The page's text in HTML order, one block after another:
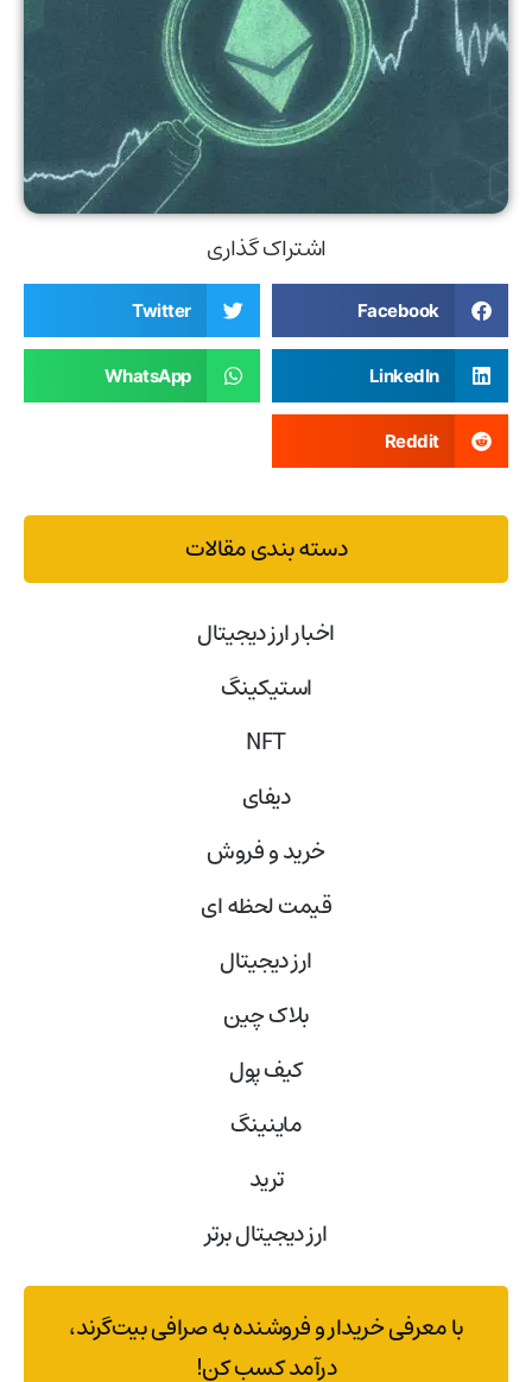
اشتراک گذاری
Facebook
Twitter
LinkedIn
WhatsApp
Reddit
دسته بندی مقالات
اخبار ارز دیجیتال
استیکینگ
NFT
دیفای
خرید و فروش
قیمت لحظه ای
ارز دیجیتال
بلاک‌ چین
کیف پول
ماینینگ
ترید
ارز دیجیتال برتر
با معرفی خریدار و فروشنده به صرافی بیت‌گرند،
درآمد کسب کن!